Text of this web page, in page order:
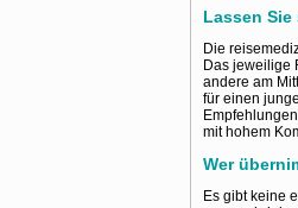
Lassen
Die
Das jeweilige
andere am
für einen
mit hohem
Wer
Es gibt keine